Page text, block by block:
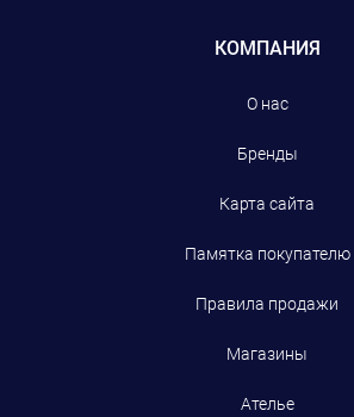
КОМПАНИЯ
О нас
Бренды
Карта сайта
Памятка покупателю
Правила продажи
Магазины
Ателье